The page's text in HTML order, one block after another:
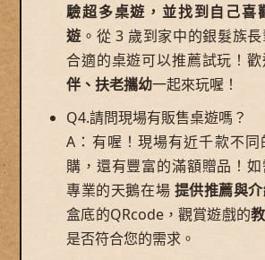
驗超多桌遊，並找到自己喜
遊。從 3 歲到家中的銀髮族
合適的桌遊可以推薦試玩！歡
伴、扶老攜幼一起來玩喔！
Q4.請問現場有販售桌遊嗎？
A：有喔！現場有近千款不
購，還有豐富的滿額贈品！如
專業的天鵝在場 提供推薦與
盒底的QRcode，觀賞遊戲的
是否符合您的需求。